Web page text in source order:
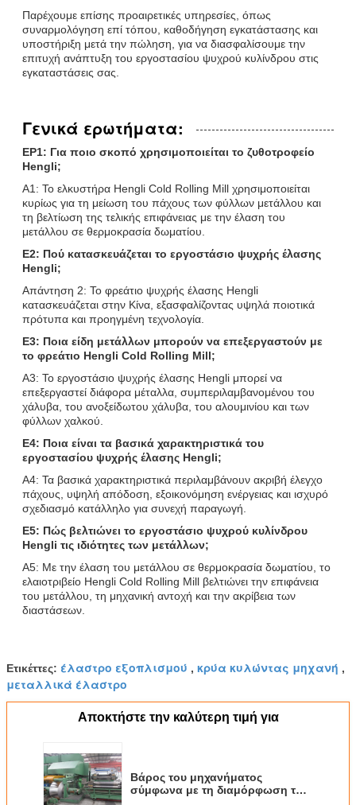
Παρέχουμε επίσης προαιρετικές υπηρεσίες, όπως
συναρμολόγηση επί τόπου, καθοδήγηση εγκατάστασης και
υποστήριξη μετά την πώληση, για να διασφαλίσουμε την
επιτυχή ανάπτυξη του εργοστασίου ψυχρού κυλίνδρου στις
εγκαταστάσεις σας.
Γενικά ερωτήματα:
ΕΡ1: Για ποιο σκοπό χρησιμοποιείται το ζυθοτροφείο
Hengli;
Α1: Το ελκυστήρα Hengli Cold Rolling Mill χρησιμοποιείται
κυρίως για τη μείωση του πάχους των φύλλων μετάλλου και
τη βελτίωση της τελικής επιφάνειας με την έλαση του
μετάλλου σε θερμοκρασία δωματίου.
Ε2: Πού κατασκευάζεται το εργοστάσιο ψυχρής έλασης
Hengli;
Απάντηση 2: Το φρεάτιο ψυχρής έλασης Hengli
κατασκευάζεται στην Κίνα, εξασφαλίζοντας υψηλά ποιοτικά
πρότυπα και προηγμένη τεχνολογία.
Ε3: Ποια είδη μετάλλων μπορούν να επεξεργαστούν με
το φρεάτιο Hengli Cold Rolling Mill;
Α3: Το εργοστάσιο ψυχρής έλασης Hengli μπορεί να
επεξεργαστεί διάφορα μέταλλα, συμπεριλαμβανομένου του
χάλυβα, του ανοξείδωτου χάλυβα, του αλουμινίου και των
φύλλων χαλκού.
Ε4: Ποια είναι τα βασικά χαρακτηριστικά του
εργοστασίου ψυχρής έλασης Hengli;
Α4: Τα βασικά χαρακτηριστικά περιλαμβάνουν ακριβή έλεγχο
πάχους, υψηλή απόδοση, εξοικονόμηση ενέργειας και ισχυρό
σχεδιασμό κατάλληλο για συνεχή παραγωγή.
Ε5: Πώς βελτιώνει το εργοστάσιο ψυχρού κυλίνδρου
Hengli τις ιδιότητες των μετάλλων;
Α5: Με την έλαση του μετάλλου σε θερμοκρασία δωματίου, το
ελαιοτριβείο Hengli Cold Rolling Mill βελτιώνει την επιφάνεια
του μετάλλου, τη μηχανική αντοχή και την ακρίβεια των
διαστάσεων.
Ετικέττες: έλαστρο εξοπλισμού , κρύα κυλώντας μηχανή ,
μεταλλικά έλαστρο
Αποκτήστε την καλύτερη τιμή για
Βάρος του μηχανήματος
σύμφωνα με τη διαμόρφωση του